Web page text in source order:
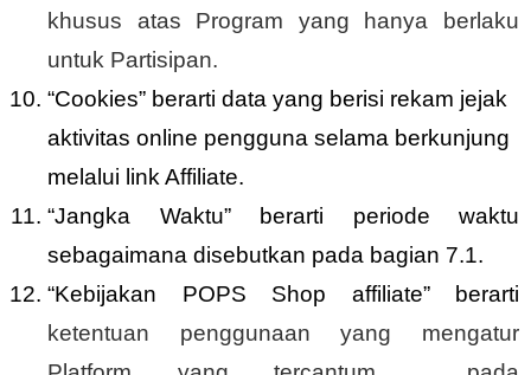
khusus atas Program yang hanya berlaku
untuk Partisipan.
“Cookies” berarti data yang berisi rekam jejak
aktivitas online pengguna selama berkunjung
melalui link Affiliate.
“Jangka Waktu” berarti periode waktu
sebagaimana disebutkan pada bagian 7.1.
“Kebijakan POPS Shop affiliate” berarti
ketentuan penggunaan yang mengatur